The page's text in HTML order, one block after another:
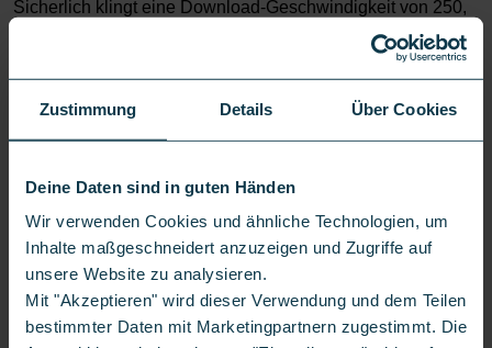
Zustimmung Details Über Cookies
Deine Daten sind in guten Händen
Wir verwenden Cookies und ähnliche Technologien, um
Inhalte maßgeschneidert anzuzeigen und Zugriffe auf
unsere Website zu analysieren.
Mit "Akzeptieren" wird dieser Verwendung und dem Teilen
bestimmter Daten mit Marketingpartnern zugestimmt. Die
Sicherlich klingt eine Download-Geschwindigkeit von 250,
500 Mbit/s und höher verlockend. Doch haben die
unbedingt bezahlen musst, wenn Du die Leistung gar nicht
brauche ich? Das hängt davon ab, zu welchem Nutzertyp
Du gehörst:
Der Gelegenheitssurfer